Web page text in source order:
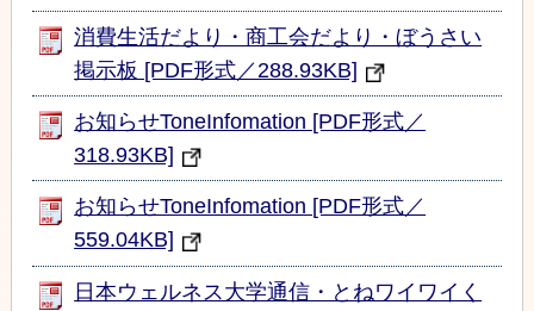
消費生活だより・商工会だより・ぼうさい
掲示板 [PDF形式／288.93KB]
お知らせToneInfomation [PDF形式／
318.93KB]
お知らせToneInfomation [PDF形式／
559.04KB]
日本ウェルネス大学通信・とねワイワイく